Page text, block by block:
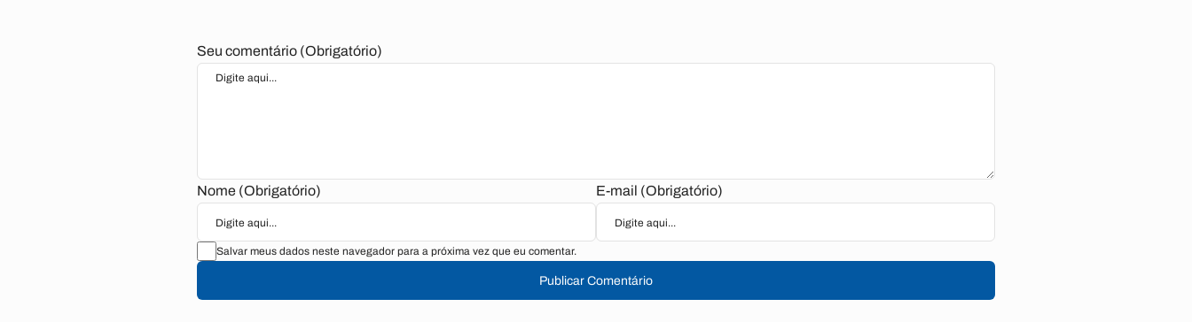
Seu comentário (Obrigatório)
Nome (Obrigatório) E-mail (Obrigatório)
Salvar meus dados neste navegador para a próxima vez que eu comentar.
Publicar Comentário